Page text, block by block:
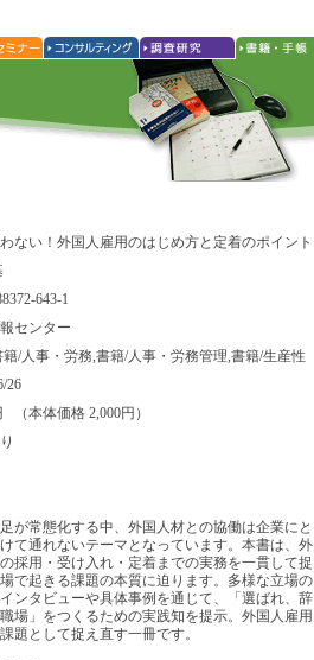
ない！外国人雇用のはじめ方と定着のポイント
643-1
センター
籍/人事・労務,書籍/人事・労務管理,書籍/生産性
26
（本体価格 2,000円）
が常態化する中、外国人材との協働は企業にと
て通れないテーマとなっています。本書は、外
採用・受け入れ・定着までの実務を一貫して捉
で起きる課題の本質に迫ります。多様な立場の
ンタビューや具体事例を通じて、「選ばれ、辞
場」をつくるための実践知を提示。外国人雇用
題として捉え直す一冊です。